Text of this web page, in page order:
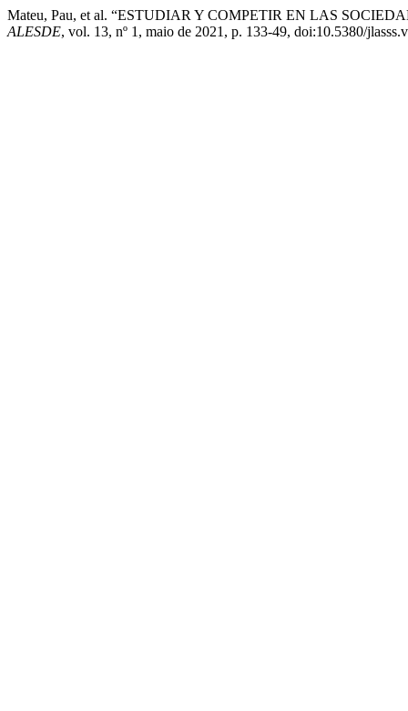
Mateu, Pau, et al. “ESTUDIAR Y COMPETIR EN LAS
ALESDE, vol. 13, nº 1, maio de 2021, p. 133-49, doi:10.5380/